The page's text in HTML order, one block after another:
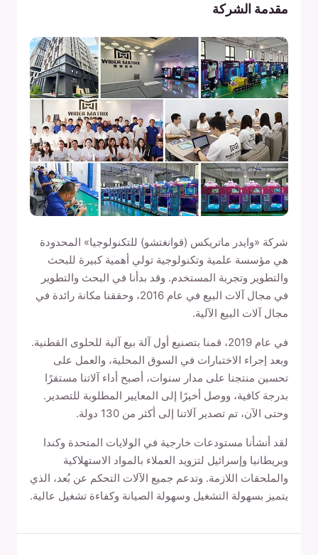
مقدمة الشركة
شركة «وايدر ماتريكس (قوانغتشو) للتكنولوجيا» المحدودة
هي مؤسسة علمية وتكنولوجية تولي أهمية كبيرة للبحث
والتطوير وتجربة المستخدم. وقد بدأنا في البحث والتطوير
في مجال آلات البيع في عام 2016، وحققنا مكانة رائدة في
مجال آلات البيع الآلية.
في عام 2019، قمنا بتصنيع أول آلة بيع آلية للحلوى القطنية.
وبعد إجراء الاختبارات في السوق المحلية، والعمل على
تحسين منتجنا على مدار سنوات، أصبح أداء آلاتنا مستقرًا
بدرجة كافية، ووصل أخيرًا إلى المعايير المطلوبة للتصدير.
وحتى الآن، تم تصدير آلاتنا إلى أكثر من 130 دولة.
لقد أنشأنا مستودعات خارجية في الولايات المتحدة وكندا
وبريطانيا وإسرائيل لتزويد العملاء بالمواد الاستهلاكية
والملحقات اللازمة. وتدعم جميع الآلات التحكم عن بُعد، الذي
يتميز بسهولة التشغيل وسهولة الصيانة وكفاءة تشغيل عالية.